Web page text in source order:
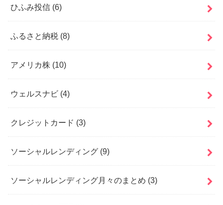
ひふみ投信 (6)
ふるさと納税 (8)
アメリカ株 (10)
ウェルスナビ (4)
クレジットカード (3)
ソーシャルレンディング (9)
ソーシャルレンディング月々のまとめ (3)